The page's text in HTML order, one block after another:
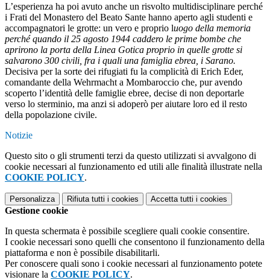
L’esperienza ha poi avuto anche un risvolto multidisciplinare perché
i Frati del Monastero del Beato Sante hanno aperto agli studenti e
accompagnatori le grotte: un vero e proprio luogo della memoria
perché quando il 25 agosto 1944 caddero le prime bombe che
aprirono la porta della Linea Gotica proprio in quelle grotte si
salvarono 300 civili, fra i quali una famiglia ebrea, i Sarano.
Decisiva per la sorte dei rifugiati fu la complicità di Erich Eder,
comandante della Wehrmacht a Mombaroccio che, pur avendo
scoperto l’identità delle famiglie ebree, decise di non deportarle
verso lo sterminio, ma anzi si adoperò per aiutare loro ed il resto
della popolazione civile.
Notizie
Questo sito o gli strumenti terzi da questo utilizzati si avvalgono di
cookie necessari al funzionamento ed utili alle finalità illustrate nella
COOKIE POLICY.
Personalizza Rifiuta tutti i cookies Accetta tutti i cookies
Gestione cookie
In questa schermata è possibile scegliere quali cookie consentire.
I cookie necessari sono quelli che consentono il funzionamento della
piattaforma e non è possibile disabilitarli.
Per conoscere quali sono i cookie necessari al funzionamento potete
visionare la COOKIE POLICY.